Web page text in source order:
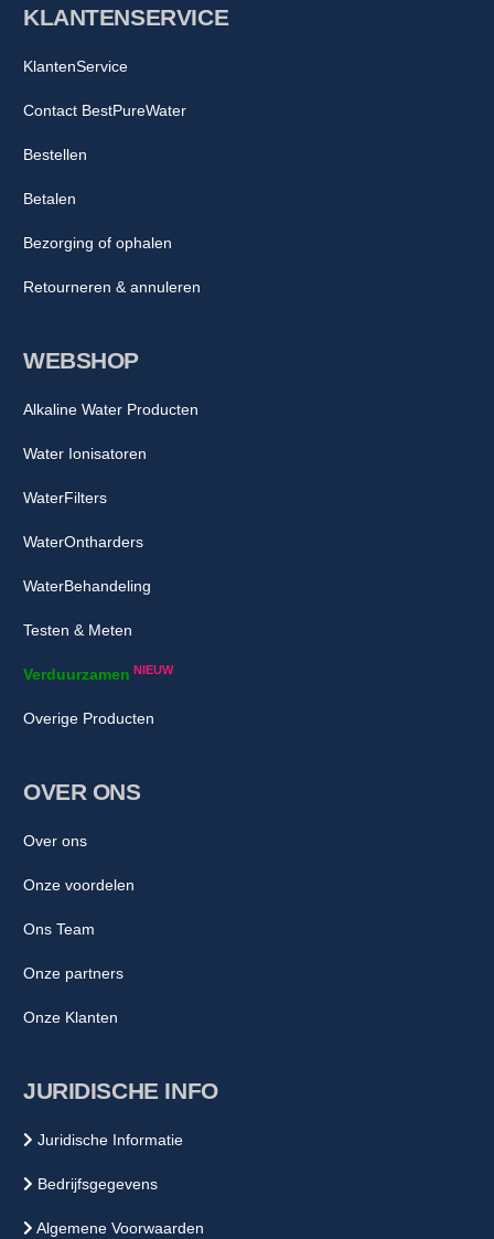
WEBSHOP
Alkaline Water Producten
Water Ionisatoren
WaterFilters
WaterOntharders
WaterBehandeling
Testen & Meten
Verduurzamen NIEUW
Overige Producten
OVER ONS
Over ons
Onze voordelen
Ons Team
Onze partners
Onze Klanten
JURIDISCHE INFO
Juridische Informatie
Bedrijfsgegevens
Algemene Voorwaarden
KLANTENSERVICE
KlantenService
Contact BestPureWater
Bestellen
Betalen
Bezorging of ophalen
Retourneren & annuleren